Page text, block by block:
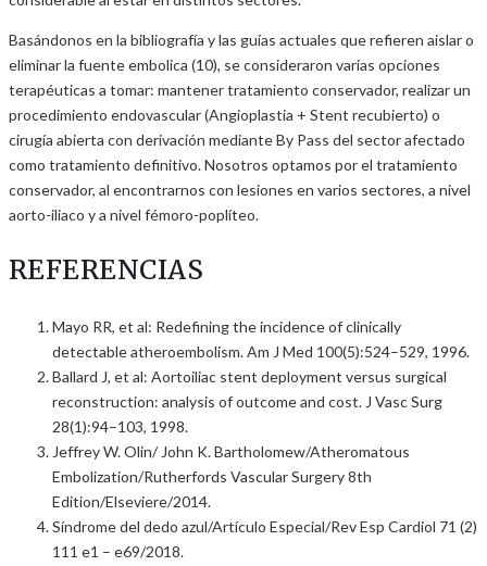
Basándonos en la bibliografía y las guías actuales que refieren aislar o
eliminar la fuente embolica (10), se consideraron varias opciones
terapéuticas a tomar: mantener tratamiento conservador, realizar un
procedimiento endovascular (Angioplastia + Stent recubierto) o
cirugía abierta con derivación mediante By Pass del sector afectado
como tratamiento definitivo. Nosotros optamos por el tratamiento
conservador, al encontrarnos con lesiones en varios sectores, a nivel
aorto-iliaco y a nivel fémoro-poplíteo.
REFERENCIAS
Mayo RR, et al: Redefining the incidence of clinically
detectable atheroembolism. Am J Med 100(5):524–529, 1996.
Ballard J, et al: Aortoiliac stent deployment versus surgical
reconstruction: analysis of outcome and cost. J Vasc Surg
28(1):94–103, 1998.
Jeffrey W. Olin/ John K. Bartholomew/Atheromatous
Embolization/Rutherfords Vascular Surgery 8th
Edition/Elseviere/2014.
Síndrome del dedo azul/Artículo Especial/Rev Esp Cardiol 71 (2)
111 e1 – e69/2018.